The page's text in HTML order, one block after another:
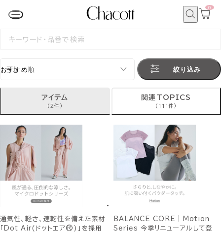
カ
0
検
絞り込み
アイテム
(2件)
関連TOPICS
(111件)
通気性、軽さ、速乾性を備えた素材
「Dot Air(ドットエア®)」を採用
BALANCE CORE｜Motion
Series 今季リニューアルして登